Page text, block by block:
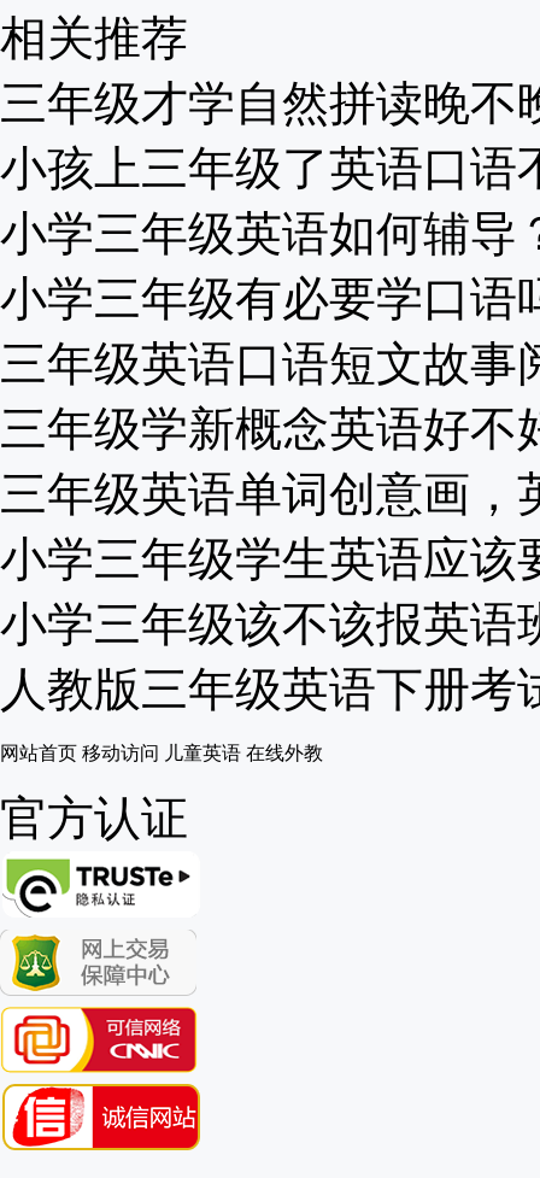
相关推荐
三年级才学自然拼读晚不
小孩上三年级了英语口语
小学三年级英语如何辅导
小学三年级有必要学口语
三年级英语口语短文故事
三年级学新概念英语好不
三年级英语单词创意画，
小学三年级学生英语应该
小学三年级该不该报英语
人教版三年级英语下册考
网站首页 移动访问 儿童英语 在线外教
官方认证